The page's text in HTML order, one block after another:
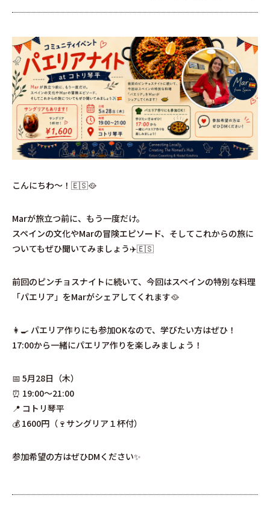
こんにちわ〜！🇪🇸🥘
Marが旅立つ前に、もう一度だけ。
スペインの文化やMarの冒険エピソード、そしてこれからの旅に
ついてもぜひ聞いてみましょう✈️🇪🇸
前回のピンチョスナイトに続いて、今回はスペインの特別な料理
「パエリア」をMarがシェアしてくれます🥘
👩‍🍳 パエリア作りにも参加OKなので、学びたい方はぜひ！
17:00から一緒にパエリア作りを楽しみましょう！
📅 5月28日（木）
⏰ 19:00〜21:00
📍 コトリ琴平
💰 1600円（🍷サングリア１杯付）
参加希望の方はぜひDMください✨